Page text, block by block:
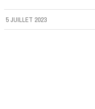
5 JUILLET 2023